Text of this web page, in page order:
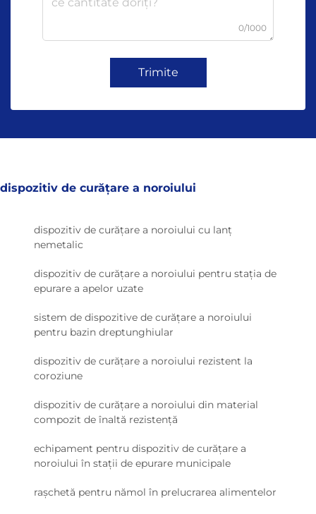
0/1000
Trimite
dispozitiv de curățare a noroiului
dispozitiv de curățare a noroiului cu lanț
nemetalic
dispozitiv de curățare a noroiului pentru stația de
epurare a apelor uzate
sistem de dispozitive de curățare a noroiului
pentru bazin dreptunghiular
dispozitiv de curățare a noroiului rezistent la
coroziune
dispozitiv de curățare a noroiului din material
compozit de înaltă rezistență
echipament pentru dispozitiv de curățare a
noroiului în stații de epurare municipale
rașchetă pentru nămol în prelucrarea alimentelor